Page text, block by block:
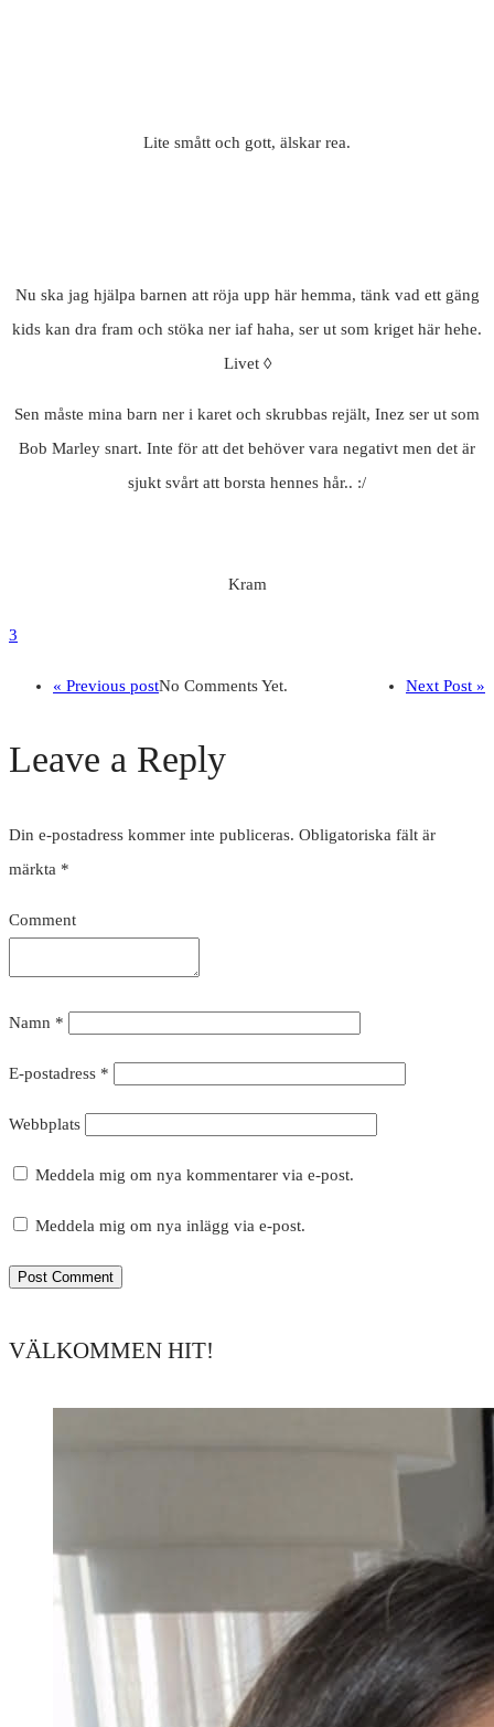
Lite smått och gott, älskar rea.
Nu ska jag hjälpa barnen att röja upp här hemma, tänk vad ett gäng
kids kan dra fram och stöka ner iaf haha, ser ut som kriget här hehe.
Livet ◊
Sen måste mina barn ner i karet och skrubbas rejält, Inez ser ut som
Bob Marley snart. Inte för att det behöver vara negativt men det är
sjukt svårt att borsta hennes hår.. :/
Kram
3
« Previous post Next Post »
No Comments Yet.
Leave a Reply
Din e-postadress kommer inte publiceras. Obligatoriska fält är
märkta *
Comment
Namn *
E-postadress *
Webbplats
Meddela mig om nya kommentarer via e-post.
Meddela mig om nya inlägg via e-post.
VÄLKOMMEN HIT!